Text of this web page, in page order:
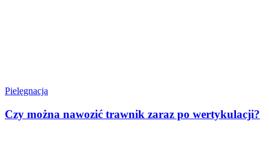
Pielęgnacja
Czy można nawozić trawnik zaraz po wertykulacji?